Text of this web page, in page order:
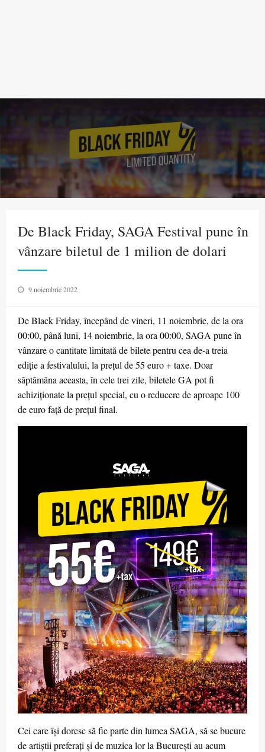
De Black Friday, SAGA Festival pune în
vânzare biletul de 1 milion de dolari
Posted
9 noiembrie 2022
De Black Friday, începând de vineri, 11 noiembrie, de la ora
00:00, până luni, 14 noiembrie, la ora 00:00, SAGA pune în
vânzare o cantitate limitată de bilete pentru cea de-a treia
ediție a festivalului, la prețul de 55 euro + taxe. Doar
săptămâna aceasta, în cele trei zile, biletele GA pot fi
achiziționate la prețul special, cu o reducere de aproape 100
de euro față de prețul final.
Cei care își doresc să fie parte din lumea SAGA, să se bucure
de artiștii preferați și de muzica lor la București au acum